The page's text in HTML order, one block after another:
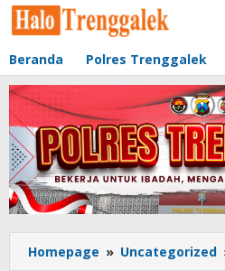
Lewati
ke
Beranda Polres Trenggalek
Homepage » Uncategorized